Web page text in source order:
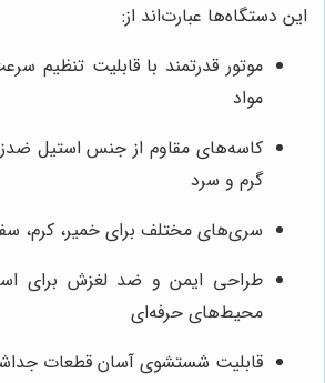
این دستگاه‌ها عبارت‌اند از:
موتور قدرتمند با قابلیت تنظیم
مواد
کاسه‌های مقاوم از جنس استیل
گرم و سرد
سری‌های مختلف برای خمیر، کرم،
طراحی ایمن و ضد لغزش برای
محیط‌های حرفه‌ای
قابلیت شستشوی آسان قطعات